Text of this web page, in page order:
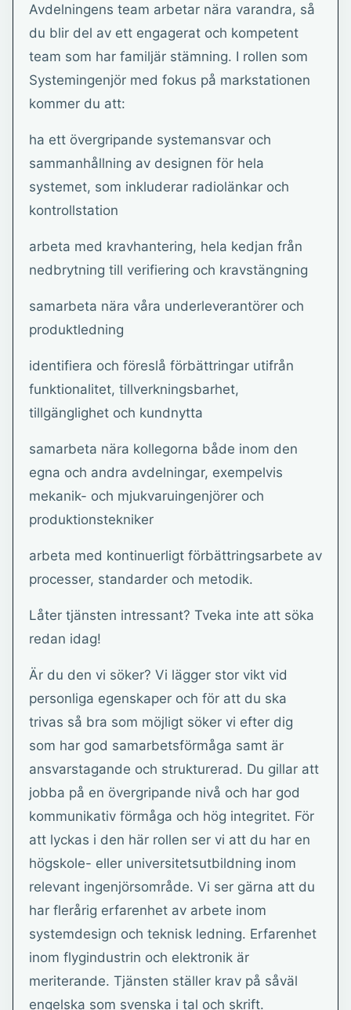
Avdelningens team arbetar nära varandra, så
du blir del av ett engagerat och kompetent
team som har familjär stämning. I rollen som
Systemingenjör med fokus på markstationen
kommer du att:
ha ett övergripande systemansvar och
sammanhållning av designen för hela
systemet, som inkluderar radiolänkar och
kontrollstation
arbeta med kravhantering, hela kedjan från
nedbrytning till verifiering och kravstängning
samarbeta nära våra underleverantörer och
produktledning
identifiera och föreslå förbättringar utifrån
funktionalitet, tillverkningsbarhet,
tillgänglighet och kundnytta
samarbeta nära kollegorna både inom den
egna och andra avdelningar, exempelvis
mekanik- och mjukvaruingenjörer och
produktionstekniker
arbeta med kontinuerligt förbättringsarbete av
processer, standarder och metodik.
Låter tjänsten intressant? Tveka inte att söka
redan idag!
Är du den vi söker? Vi lägger stor vikt vid
personliga egenskaper och för att du ska
trivas så bra som möjligt söker vi efter dig
som har god samarbetsförmåga samt är
ansvarstagande och strukturerad. Du gillar att
jobba på en övergripande nivå och har god
kommunikativ förmåga och hög integritet. För
att lyckas i den här rollen ser vi att du har en
högskole- eller universitetsutbildning inom
relevant ingenjörsområde. Vi ser gärna att du
har flerårig erfarenhet av arbete inom
systemdesign och teknisk ledning. Erfarenhet
inom flygindustrin och elektronik är
meriterande. Tjänsten ställer krav på såväl
engelska som svenska i tal och skrift.